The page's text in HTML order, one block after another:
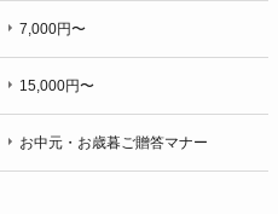
7,000円〜
15,000円〜
お中元・お歳暮ご贈答マナー